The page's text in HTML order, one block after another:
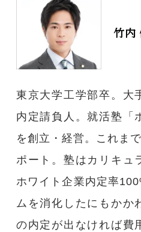
竹内
東京大学工学部卒。大
内定請負人。就活塾「
を創立・経営。これま
ポート。塾はカリキュ
ホワイト企業内定率
ムを消化したにもかか
の内定が出なければ費